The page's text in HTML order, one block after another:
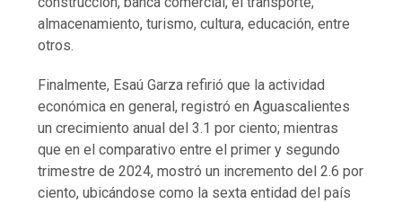
almacenamiento, turismo, cultura, educación, entre
otros.
Finalmente, Esaú Garza refirió que la actividad
económica en general, registró en Aguascalientes
un crecimiento anual del 3.1 por ciento; mientras
que en el comparativo entre el primer y segundo
trimestre de 2024, mostró un incremento del 2.6 por
ciento, ubicándose como la sexta entidad del país